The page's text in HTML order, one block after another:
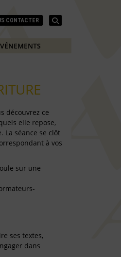
CONTACTER
découvrez ce
elle repose,
La séance se clôt
à vos
sur une
ses textes,
dans